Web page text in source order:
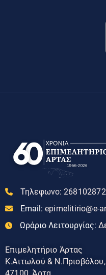
Τηλεφωνο:
Email: epimelitirio@e-
Ωράριο Λειτουργίας:
Επιμελητήριο Άρτας
Κ.Αιτωλού &